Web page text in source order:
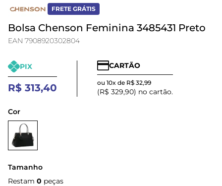
FRETE GRÁTIS
Bolsa Chenson Feminina 3485431 Preto
EAN 7908920302804
PIX
R$ 313,40
CARTÃO
ou 10x de R$ 32,99
(R$ 329,90) no cartão.
Cor
Tamanho
Restam 0 peças